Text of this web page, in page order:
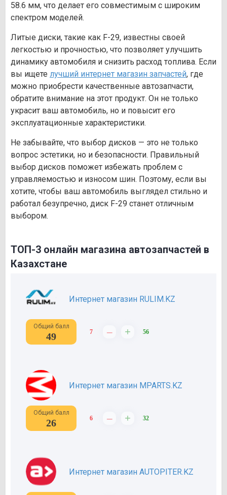
58.6 мм, что делает его совместимым с широким
спектром моделей.
Литые диски, такие как F-29, известны своей
легкостью и прочностью, что позволяет улучшить
динамику автомобиля и снизить расход топлива. Если
вы ищете лучший интернет магазин запчастей, где
можно приобрести качественные автозапчасти,
обратите внимание на этот продукт. Он не только
украсит ваш автомобиль, но и повысит его
эксплуатационные характеристики.
Не забывайте, что выбор дисков — это не только
вопрос эстетики, но и безопасности. Правильный
выбор дисков поможет избежать проблем с
управляемостью и износом шин. Поэтому, если вы
хотите, чтобы ваш автомобиль выглядел стильно и
работал безупречно, диск F-29 станет отличным
выбором.
ТОП-3 онлайн магазина автозапчастей в
Казахстане
Интернет магазин RULIM.KZ
Общий балл
49 7 – + 56
Интернет магазин MPARTS.KZ
Общий балл
26 6 – + 32
Интернет магазин AUTOPITER.KZ